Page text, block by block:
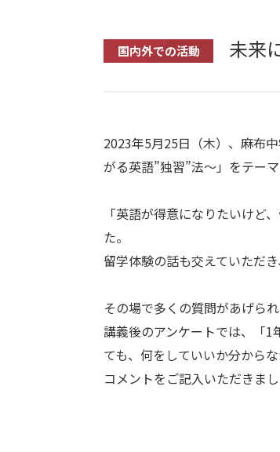
国内外での活動 未来
2023年5月25日（木）、麻布
がる英語”独習”法～」をテー
「英語が得意になりたいけど
た。
留学体験の話も交えていただ
その場で多くの質問があげら
講義後のアンケートでは、「
ても、何をしていいか分から
コメントをご記入いただきまし